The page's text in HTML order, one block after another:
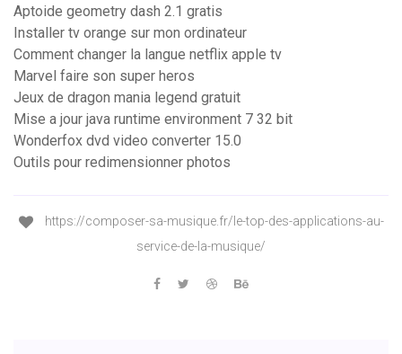
Aptoide geometry dash 2.1 gratis
Installer tv orange sur mon ordinateur
Comment changer la langue netflix apple tv
Marvel faire son super heros
Jeux de dragon mania legend gratuit
Mise a jour java runtime environment 7 32 bit
Wonderfox dvd video converter 15.0
Outils pour redimensionner photos
https://composer-sa-musique.fr/le-top-des-applications-au-
service-de-la-musique/